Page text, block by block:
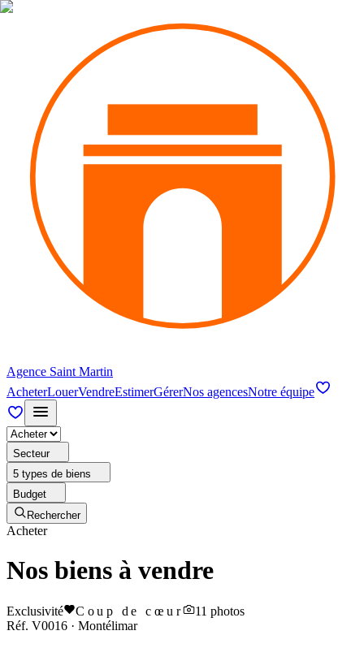
Agence Saint Martin
AcheterLouerVendreEstimerGérerNos agencesNotre équipe
Secteur
5 types de biens
Budget
Rechercher
Acheter
Nos biens à vendre
Exclusivité Coup de cœur 11 photos
Réf. V0016 · Montélimar